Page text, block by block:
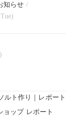
知らせ /
ルト作り｜レポート
ョップ レポート